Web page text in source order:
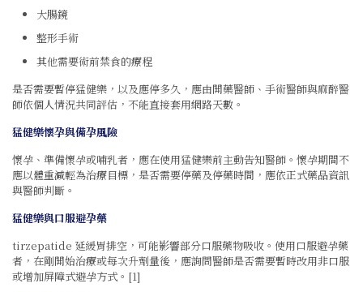
大腸鏡
整形手術
其他需要術前禁食的療程
是否需要暫停猛健樂，以及應停多久，應由開藥醫師、手術醫師與麻醉醫
師依個人情況共同評估，不能直接套用網路天數。
猛健樂懷孕與備孕風險
懷孕、準備懷孕或哺乳者，應在使用猛健樂前主動告知醫師。懷孕期間不
應以體重減輕為治療目標，是否需要停藥及停藥時間，應依正式藥品資訊
與醫師判斷。
猛健樂與口服避孕藥
tirzepatide 延緩胃排空，可能影響部分口服藥物吸收。使用口服避孕藥
者，在剛開始治療或每次升劑量後，應詢問醫師是否需要暫時改用非口服
或增加屏障式避孕方式。[1]